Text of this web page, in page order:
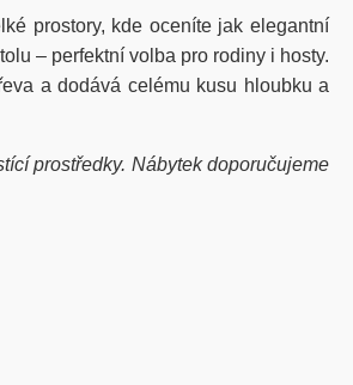
prostory, kde oceníte jak elegantní
– perfektní volba pro rodiny i hosty.
a dodává celému kusu hloubku a
prostředky. Nábytek doporučujeme